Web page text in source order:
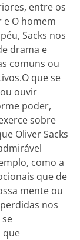
entre os
e O homem
Sacks nos
drama e
comuns ou
que se
ouvir
poder,
sobre
Oliver Sacks
como a
que de
mente ou
nos
que